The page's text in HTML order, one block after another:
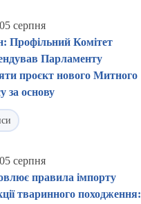
05 серпня
Профільний Комітет
Парламенту
проєкт нового Митного
за основу
05 серпня
правила імпорту
тваринного походження: